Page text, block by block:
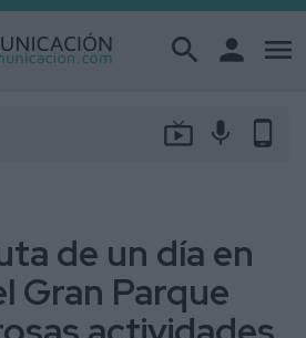
search person menu
live_tv mic phone_android
de un día en
Gran Parque